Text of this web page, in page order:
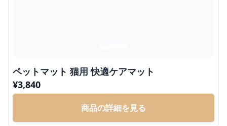
ペットマット 猫用 快適ケアマット
¥3,840
商品の詳細を見る